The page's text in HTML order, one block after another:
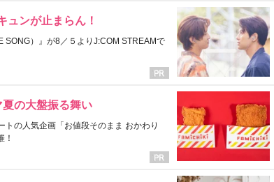
ュンが止まらん！
SONG）』が8／５よりJ:COM STREAMで
の大盤振る舞い
の人気企画「お値段そのまま おかわり
！